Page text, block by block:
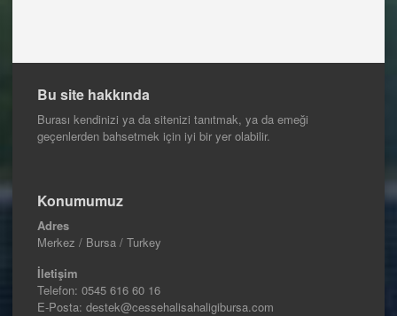
Bu site hakkında
Burası kendinizi ya da sitenizi tanıtmak, ya da emeği
geçenlerden bahsetmek için iyi bir yer olabilir.
Konumumuz
Adres
Merkez / Bursa / Turkey
İletişim
Telefon: 0545 616 60 16
E-Posta: destek@cessehalisahaligibursa.com